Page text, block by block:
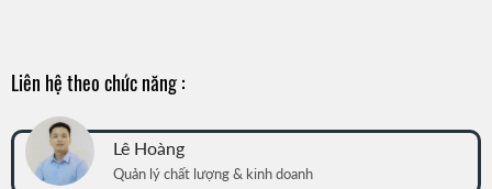
Liên hệ theo chức năng :
Lê Hoàng
Quản lý chất lượng & kinh doanh